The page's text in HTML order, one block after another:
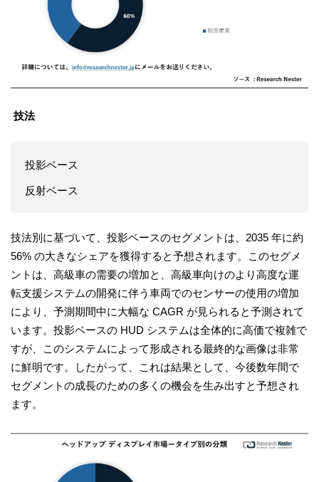
技法
投影ベース
反射ベース
技法別に基づいて、投影ベースのセグメントは、2035 年に約
56% の大きなシェアを獲得すると予想されます。このセグメ
ントは、高級車の需要の増加と、高級車向けのより高度な運
転支援システムの開発に伴う車両でのセンサーの使用の増加
により、予測期間中に大幅な CAGR が見られると予測されて
います。投影ベースの HUD システムは全体的に高価で複雑で
すが、このシステムによって形成される最終的な画像は非常
に鮮明です。したがって、これは結果として、今後数年間で
セグメントの成長のための多くの機会を生み出すと予想され
ます。